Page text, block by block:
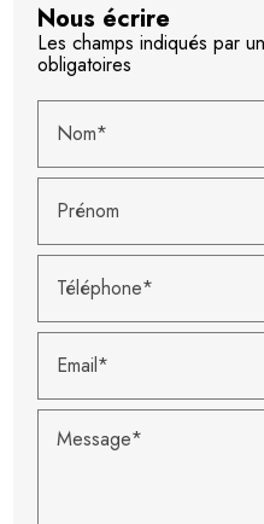
Nous écrire
Les champs indiqués par
obligatoires
Nom*
Prénom
Téléphone*
Email*
Message*